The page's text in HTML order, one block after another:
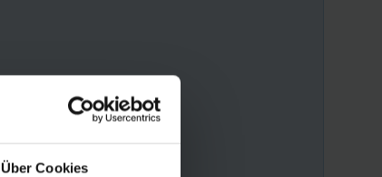
Über Cookies